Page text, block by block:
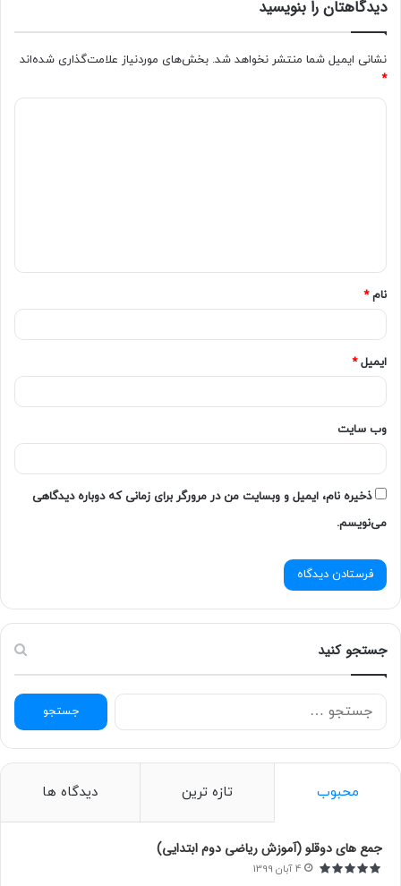
دیدگاهتان را بنویسید
نشانی ایمیل شما منتشر نخواهد شد. بخش‌های موردنیاز علامت‌گذاری شده‌اند
*
نام*
ایمیل*
وب‌ سایت
ذخیره نام، ایمیل و وبسایت من در مرورگر برای زمانی که دوباره دیدگاهی
می‌نویسم.
جستجو کنید
ج
س
ج
محبوب تازه ترین دیدگاه ها
جمع های دوقلو (آموزش ریاضی دوم ابتدایی)
4 آبان 1399